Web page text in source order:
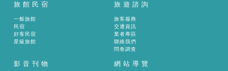
旅館民宿
一般旅館
民宿
好客民宿
星級旅館
旅遊諮詢
旅客服務
交通資訊
業者專區
聯絡我們
問卷調查
影音刊物 網站導覽